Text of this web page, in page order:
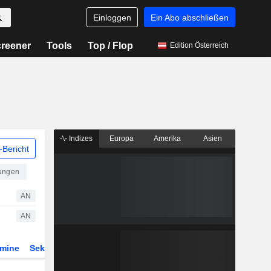
Einloggen Ein Abo abschließen
Tools Top / Flop Edition Österreich
Bericht
AN
AN
Sektor
Indizes Europa Amerika Asien